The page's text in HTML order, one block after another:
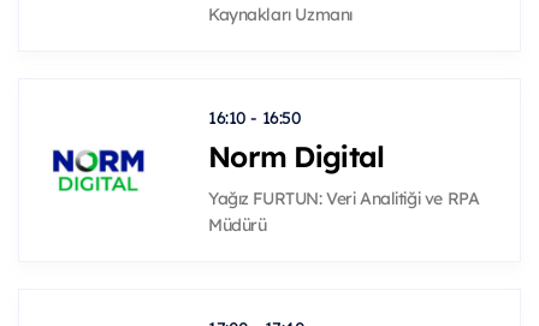
Kaynakları Uzmanı
16:10 - 16:50
Norm Digital
Yağız FURTUN: Veri Analitiği ve RPA
Müdürü